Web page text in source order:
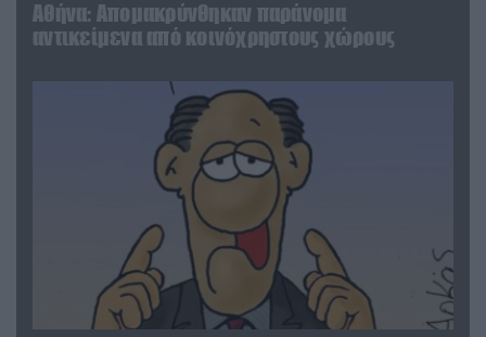
Αθήνα: Απομακρύνθηκαν παράνομα
αντικείμενα από κοινόχρηστους χώρους